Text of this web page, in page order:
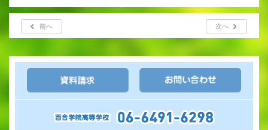
前へ 次へ
学校スポット
行事スケジュール
制服紹介